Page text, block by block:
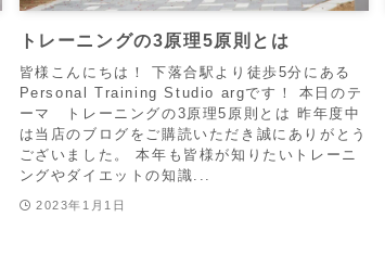
トレーニングの3原理5原則とは
皆様こんにちは！ 下落合駅より徒歩5分にある
Personal Training Studio argです！ 本日のテ
ーマ トレーニングの3原理5原則とは 昨年度中
は当店のブログをご購読いただき誠にありがとう
ございました。 本年も皆様が知りたいトレーニ
ングやダイエットの知識...
2023年1月1日